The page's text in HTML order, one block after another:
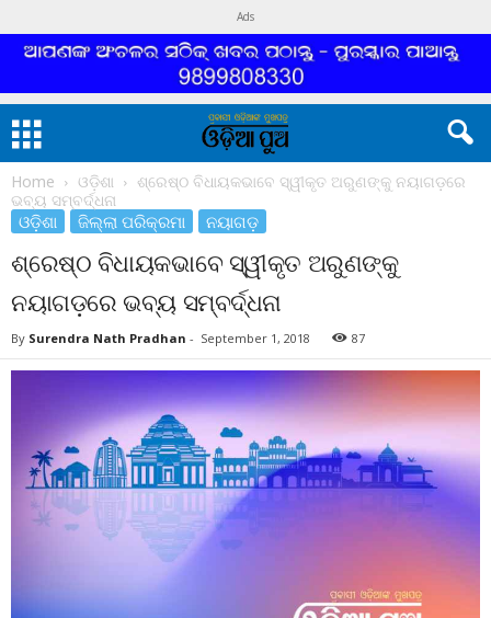
Ads
Home ଓଡ଼ିଶା
ଶ୍ରେଷ୍ଠ ବିଧାୟକଭାବେ ସ୍ୱୀକୃତ ଅରୁଣଙ୍କୁ ନୟାଗଡ଼ରେ
ଭବ୍ୟ ସମ୍ବର୍ଦ୍ଧନା
ଓଡ଼ିଶା ଜିଲ୍ଲା ପରିକ୍ରମା ନୟାଗଡ଼
ଶ୍ରେଷ୍ଠ ବିଧାୟକଭାବେ ସ୍ୱୀକୃତ ଅରୁଣଙ୍କୁ
ନୟାଗଡ଼ରେ ଭବ୍ୟ ସମ୍ବର୍ଦ୍ଧନା
By Surendra Nath Pradhan - September 1, 2018 87